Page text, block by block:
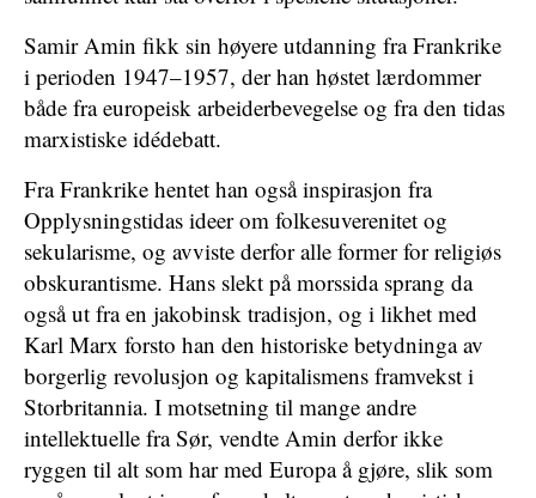
Samir Amin fikk sin høyere utdanning fra Frankrike
i perioden 1947–1957, der han høstet lærdommer
både fra europeisk arbeiderbevegelse og fra den tidas
marxistiske idédebatt.
Fra Frankrike hentet han også inspirasjon fra
Opplysningstidas ideer om folkesuverenitet og
sekularisme, og avviste derfor alle former for religiøs
obskurantisme. Hans slekt på morssida sprang da
også ut fra en jakobinsk tradisjon, og i likhet med
Karl Marx forsto han den historiske betydninga av
borgerlig revolusjon og kapitalismens framvekst i
Storbritannia. I motsetning til mange andre
intellektuelle fra Sør, vendte Amin derfor ikke
ryggen til alt som har med Europa å gjøre, slik som